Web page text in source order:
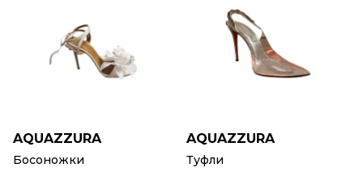
AQUAZZURA
Босоножки
AQUAZZURA
Туфли